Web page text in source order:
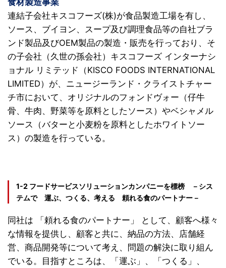
連結子会社キスコフーズ(株)が食品製造工場を有し、
ソース、ブイヨン、スープ及び調理食品等の自社ブラ
ンド製品及びOEM製品の製造・販売を行っており、そ
の子会社（久世の孫会社）キスコフーズ インターナシ
ョナル リミテッド（KISCO FOODS INTERNATIONAL
LIMITED）が、ニュージーランド・クライストチャー
チ市において、オリジナルのフォンドヴォー（仔牛
骨、牛肉、野菜等を原料としたソース）やベシャメル
ソース（バターと小麦粉を原料としたホワイトソー
ス）の製造を行っている。
1-2 フードサービスソリューションカンパニーを標榜
－シス
テムで 運ぶ、つくる、考える 頼れる食のパートナー－
同社は 「頼れる食のパートナー」 として、顧客へ様々
な情報を提供し、顧客と共に、納品の方法、店舗経
営、商品開発等について考え、問題の解決に取り組ん
でいる。目指すところは、「運ぶ」、「つくる」、